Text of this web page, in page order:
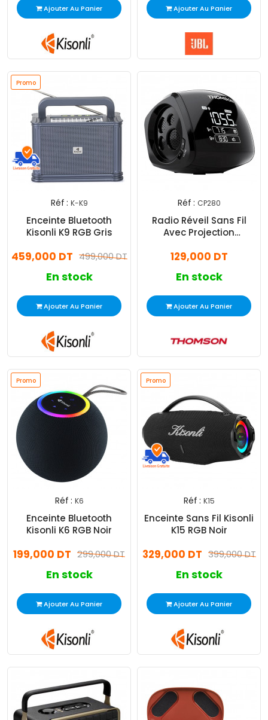
Ajouter Au Panier Ajouter Au Panier
Promo
Réf : K-K9
Enceinte Bluetooth
Kisonli K9 RGB Gris
499,000 DT
459,000 DT
En stock
Ajouter Au Panier
Réf : CP280
Radio Réveil Sans Fil
Avec Projection
129,000 DT
En stock
Ajouter Au Panier
Promo
Réf : K6
Enceinte Bluetooth
Kisonli K6 RGB Noir
299,000 DT
199,000 DT
En stock
Ajouter Au Panier
Promo
Réf : K15
Enceinte Sans Fil Kisonli
K15 RGB Noir
399,000 DT
329,000 DT
En stock
Ajouter Au Panier